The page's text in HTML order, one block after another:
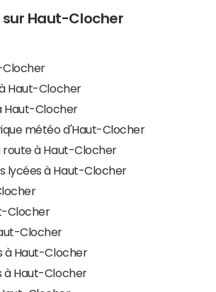
sur Haut-Clocher
Clocher
Haut-Clocher
Haut-Clocher
météo d'Haut-Clocher
route à Haut-Clocher
lycées à Haut-Clocher
Clocher
Clocher
à Haut-Clocher
à Haut-Clocher